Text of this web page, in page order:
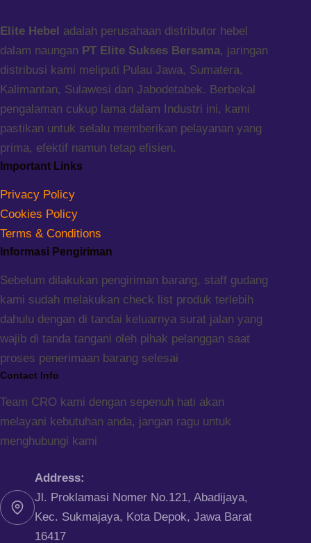
Elite Hebel adalah perusahaan distributor hebel
dalam naungan PT Elite Sukses Bersama, jaringan
distribusi kami meliputi Pulau Jawa, Sumatera,
Kalimantan, Sulawesi dan Jabodetabek. Berbekal
pengalaman cukup lama dalam Industri ini, kami
pastikan untuk selalu memberikan pelayanan yang
prima, efektif namun tetap efisien.
Important Links
Privacy Policy
Cookies Policy
Terms & Conditions
Informasi Pengiriman
Sebelum dilakukan pengiriman barang, staff gudang
kami sudah melakukan check list produk terlebih
dahulu dengan di tandai keluarnya surat jalan yang
wajib di tanda tangani oleh pihak pelanggan saat
proses penerimaan barang selesai
Contact Info
Team CRO kami dengan sepenuh hati akan
melayani kebutuhan anda, jangan ragu untuk
menghubungi kami
Address:
Jl. Proklamasi Nomer No.121, Abadijaya,
Kec. Sukmajaya, Kota Depok, Jawa Barat
16417